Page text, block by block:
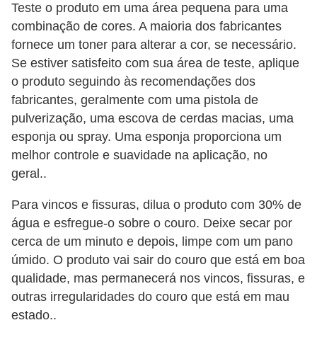
Teste o produto em uma área pequena para uma
combinação de cores. A maioria dos fabricantes
fornece um toner para alterar a cor, se necessário.
Se estiver satisfeito com sua área de teste, aplique
o produto seguindo às recomendações dos
fabricantes, geralmente com uma pistola de
pulverização, uma escova de cerdas macias, uma
esponja ou spray. Uma esponja proporciona um
melhor controle e suavidade na aplicação, no
geral..
Para vincos e fissuras, dilua o produto com 30% de
água e esfregue-o sobre o couro. Deixe secar por
cerca de um minuto e depois, limpe com um pano
úmido. O produto vai sair do couro que está em boa
qualidade, mas permanecerá nos vincos, fissuras, e
outras irregularidades do couro que está em mau
estado..
e
i
s
e
t
r
â
n
s
i
t
o
M
o
t